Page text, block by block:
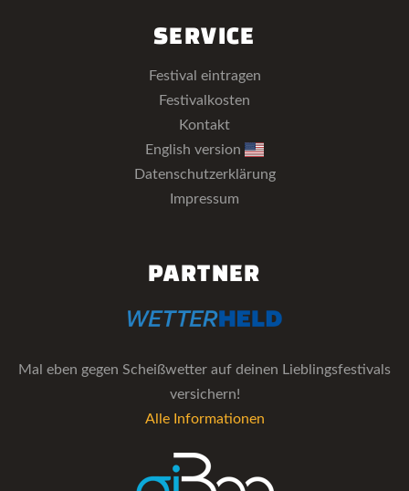
SERVICE
Festival eintragen
Festivalkosten
Kontakt
English version
Datenschutzerklärung
Impressum
PARTNER
Mal eben gegen Scheißwetter auf deinen Lieblingsfestivals
versichern!
Alle Informationen